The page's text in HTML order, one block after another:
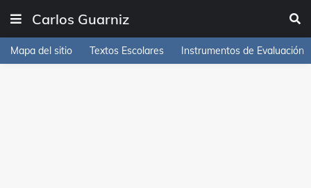
Carlos Guarniz
Mapa del sitio Textos Escolares Instrumentos de Evaluación